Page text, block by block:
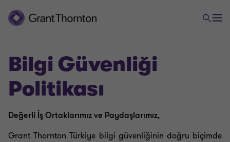
Bilgi Güvenliği
Politikası
Değerli İş Ortaklarımız ve Paydaşlarımız,
Grant Thornton Türkiye bilgi güvenliğinin doğru biçimde